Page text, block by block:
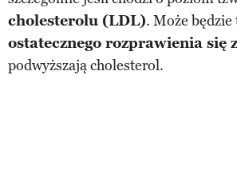
cholesterolu (LDL). Może
ostatecznego rozprawienia się
podwyższają cholesterol.